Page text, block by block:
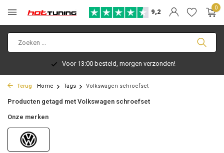
9,2
0
Voor 13:00 besteld, morgen verzonden!
Terug Home Tags Volkswagen schroefset
Producten getagd met Volkswagen schroefset
Onze merken